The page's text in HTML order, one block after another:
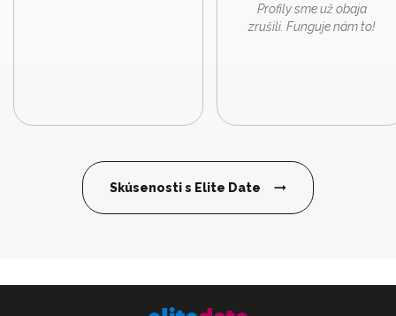
Profily sme už obaja
zrušili. Funguje nám to!
Skúsenosti s Elite Date